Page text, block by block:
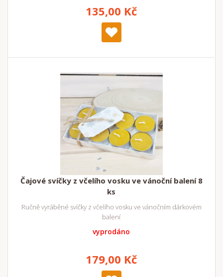
135,00 Kč
Čajové svíčky z včelího vosku ve vánoční balení 8
ks
Ručně vyráběné svíčky z včelího vosku ve vánočním dárkovém
balení
vyprodáno
179,00 Kč